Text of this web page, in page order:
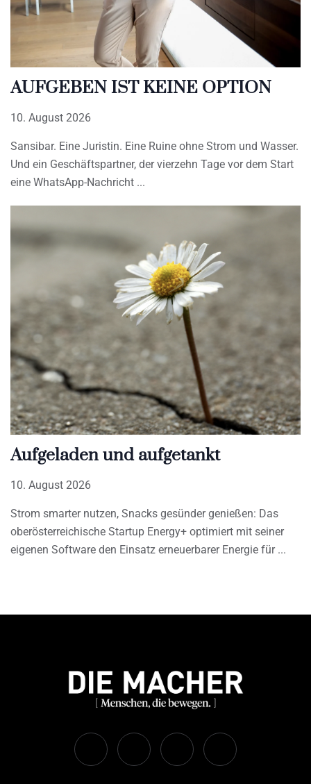
AUFGEBEN IST KEINE OPTION
10. August 2026
Sansibar. Eine Juristin. Eine Ruine ohne Strom und Wasser.
Und ein Geschäftspartner, der vierzehn Tage vor dem Start
eine WhatsApp-Nachricht
Aufgeladen und aufgetankt
10. August 2026
Strom smarter nutzen, Snacks gesünder genießen: Das
oberösterreichische Startup Energy+ optimiert mit seiner
eigenen Software den Einsatz erneuerbarer Energie für